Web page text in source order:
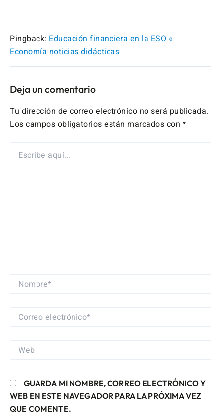
Pingback: Educación financiera en la ESO «
Economía noticias didácticas
Deja un comentario
Tu dirección de correo electrónico no será publicada.
Los campos obligatorios están marcados con *
AQUÍ...
NOMBRE*
CORREO
WEB
GUARDA MI NOMBRE, CORREO ELECTRÓNICO Y
WEB EN ESTE NAVEGADOR PARA LA PRÓXIMA VEZ
QUE COMENTE.